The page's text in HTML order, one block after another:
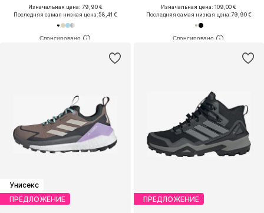
Изначальная цена: 79,90 €
Последняя самая низкая цена:58,41 €
Изначальная цена: 109,00 €
Последняя самая низкая цена:79,90 €
Унисекс
ПРЕДЛОЖЕНИЕ
ПРЕДЛОЖЕНИЕ